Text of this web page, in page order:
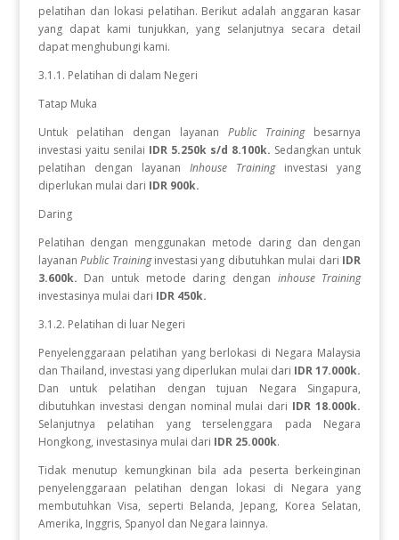
pelatihan dan lokasi pelatihan. Berikut adalah anggaran kasar
yang dapat kami tunjukkan, yang selanjutnya secara detail
dapat menghubungi kami.
3.1.1. Pelatihan di dalam Negeri
Tatap Muka
Untuk pelatihan dengan layanan Public Trainingbesarnya
investasi yaitu senilai IDR 5.250k s/d 8.100k. Sedangkan untuk
pelatihan dengan layanan Inhouse Training investasi yang
diperlukan mulai dari IDR 900k.
Daring
Pelatihan dengan menggunakan metode daring dan dengan
layananPublic Traininginvestasi yang dibutuhkan mulai dari IDR
3.600k. Dan untuk metode daring dengan inhouse Training
investasinya mulai dari IDR 450k.
3.1.2. Pelatihan di luar Negeri
Penyelenggaraan pelatihan yang berlokasi di Negara Malaysia
dan Thailand, investasi yang diperlukan mulai dari IDR 17.000k.
Dan
untuk pelatihan dengan tujuan Negara
Singapura,
dibutuhkan investasi dengan nominal mulai dari IDR 18.000k.
Selanjutnya pelatihan yang terselenggara pada Negara
Hongkong, investasinya mulai dari IDR 25.000k.
Tidak menutup kemungkinan bila ada peserta berkeinginan
penyelenggaraan pelatihan dengan lokasi di Negara yang
membutuhkan Visa, seperti Belanda, Jepang, Korea Selatan,
Amerika, Inggris, Spanyol dan Negara lainnya.